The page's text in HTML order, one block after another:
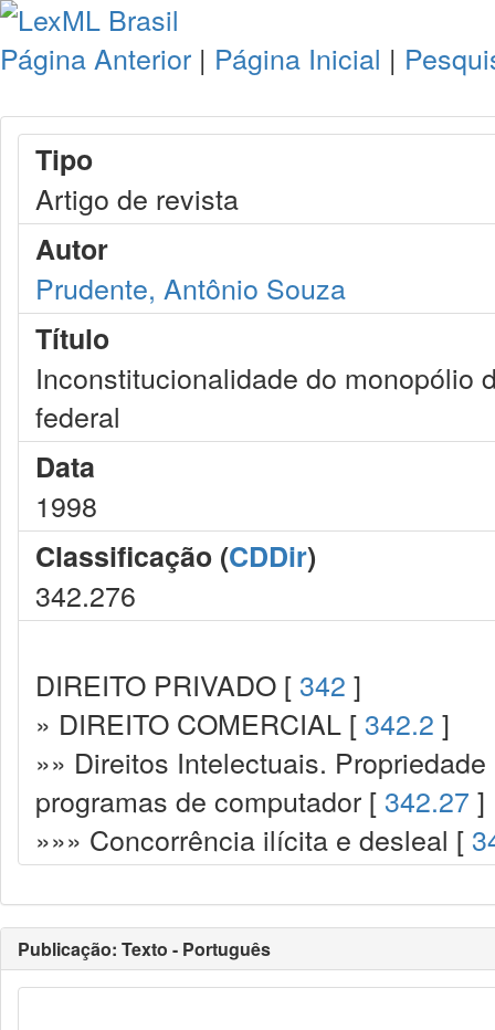
Página Anterior | Página Inicial |
Tipo
Artigo de revista
Autor
Prudente, Antônio Souza
Título
Inconstitucionalidade do monopólio
federal
Data
1998
Classificação (CDDir)
342.276
DIREITO PRIVADO [ 342 ]
» DIREITO COMERCIAL [ 342.2 ]
»» Direitos Intelectuais.
programas de computador [ 342.27 ]
»»» Concorrência ilícita e desleal [
Publicação: Texto - Português